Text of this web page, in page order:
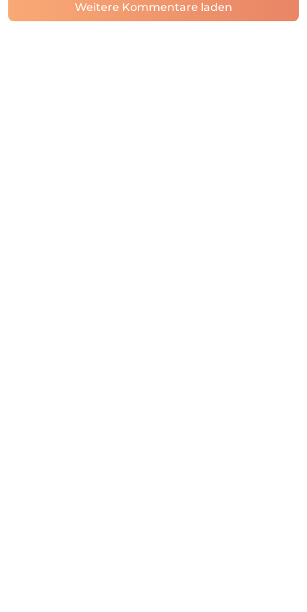
Weitere Kommentare laden